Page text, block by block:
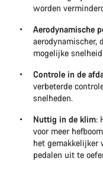
worden
Aerodynamische
aerodynamischer,
mogelijke
Controle in de
verbeterde
snelheden.
Nuttig in de klim:
voor meer
het gemakkelijker
pedalen uit te